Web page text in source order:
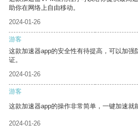
助你在网络上自由移动。
2024-01-26
游客
这款加速器app的安全性有待提高，可以加强
证。
2024-01-26
游客
这款加速器app的操作非常简单，一键加速就
2024-01-26